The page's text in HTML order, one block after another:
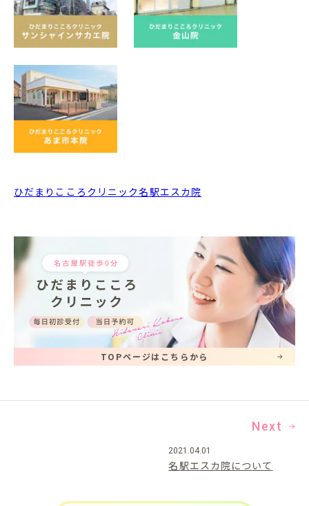
ひだまりこころクリニック名駅エスカ院
TOPページはこちらから
Next
2021.04.01
名駅エスカ院について